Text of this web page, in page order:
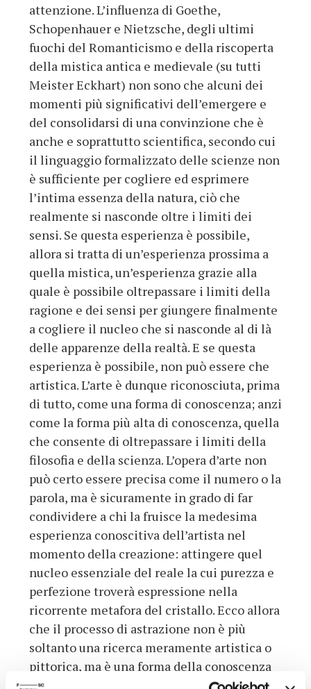
attenzione. L’influenza di Goethe,
Schopenhauer e Nietzsche, degli ultimi
fuochi del Romanticismo e della riscoperta
della mistica antica e medievale (su tutti
Meister Eckhart) non sono che alcuni dei
momenti più significativi dell’emergere e
del consolidarsi di una convinzione che è
anche e soprattutto scientifica, secondo cui
il linguaggio formalizzato delle scienze non
è sufficiente per cogliere ed esprimere
l’intima essenza della natura, ciò che
realmente si nasconde oltre i limiti dei
sensi. Se questa esperienza è possibile,
allora si tratta di un’esperienza prossima a
quella mistica, un’esperienza grazie alla
quale è possibile oltrepassare i limiti della
ragione e dei sensi per giungere finalmente
a cogliere il nucleo che si nasconde al di là
delle apparenze della realtà. E se questa
esperienza è possibile, non può essere che
artistica. L’arte è dunque riconosciuta, prima
di tutto, come una forma di conoscenza; anzi
come la forma più alta di conoscenza, quella
che consente di oltrepassare i limiti della
filosofia e della scienza. L’opera d’arte non
può certo essere precisa come il numero o la
parola, ma è sicuramente in grado di far
condividere a chi la fruisce la medesima
esperienza conoscitiva dell’artista nel
momento della creazione: attingere quel
nucleo essenziale del reale la cui purezza e
perfezione troverà espressione nella
ricorrente metafora del cristallo. Ecco allora
che il processo di astrazione non è più
soltanto una ricerca meramente artistica o
pittorica, ma è una forma della conoscenza
grazie alla quale l’esperienza viene depurata